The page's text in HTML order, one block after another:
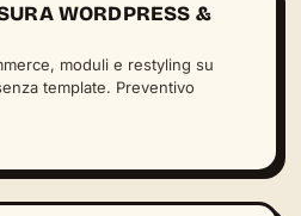
WORDPRESS &
moduli e restyling su
template. Preventivo